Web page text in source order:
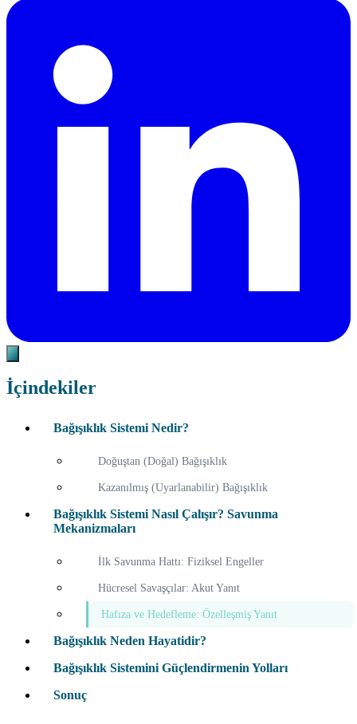
İçindekiler
Bağışıklık Sistemi Nedir?
Doğuştan (Doğal) Bağışıklık
Kazanılmış (Uyarlanabilir) Bağışıklık
Bağışıklık Sistemi Nasıl Çalışır? Savunma
Mekanizmaları
İlk Savunma Hattı: Fiziksel Engeller
Hücresel Savaşçılar: Akut Yanıt
Hafıza ve Hedefleme: Özelleşmiş Yanıt
Bağışıklık Neden Hayatidir?
Bağışıklık Sistemini Güçlendirmenin Yolları
Sonuç